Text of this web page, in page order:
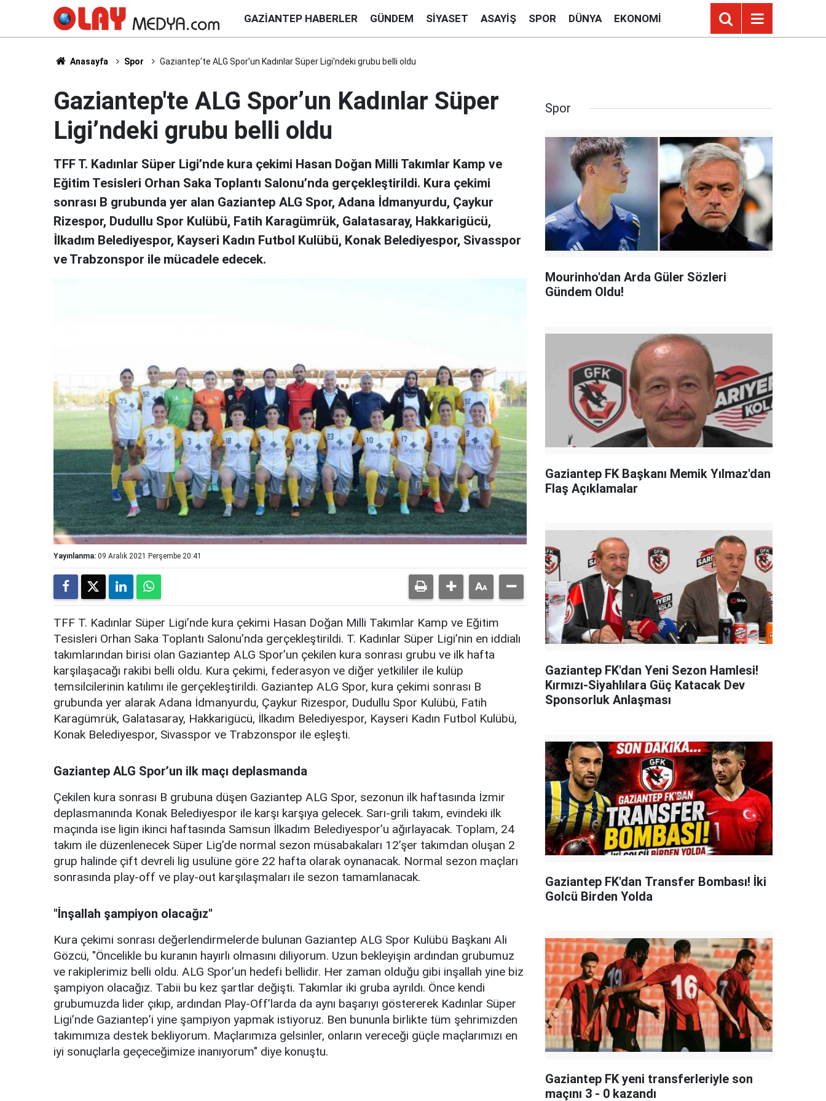
GAZIANTEP HABERLER GÜNDEM SIYASET ASAYIŞ SPOR DÜNYA EKONOMI
Anasayfa Spor Gaziantep'te ALG Spor’un Kadınlar Süper Ligi’ndeki grubu belli oldu
Gaziantep'te ALG Spor’un Kadınlar Süper
Ligi’ndeki grubu belli oldu
TFF T. Kadınlar Süper Ligi’nde kura çekimi Hasan Doğan Milli Takımlar Kamp ve
Eğitim Tesisleri Orhan Saka Toplantı Salonu’nda gerçekleştirildi. Kura çekimi
sonrası B grubunda yer alan Gaziantep ALG Spor, Adana İdmanyurdu, Çaykur
Rizespor, Dudullu Spor Kulübü, Fatih Karagümrük, Galatasaray, Hakkarigücü,
İlkadım Belediyespor, Kayseri Kadın Futbol Kulübü, Konak Belediyespor, Sivasspor
ve Trabzonspor ile mücadele edecek.
Yayınlanma: 09 Aralık 2021 Perşembe 20:41
TFF T. Kadınlar Süper Ligi’nde kura çekimi Hasan Doğan Milli Takımlar Kamp ve Eğitim
Tesisleri Orhan Saka Toplantı Salonu’nda gerçekleştirildi. T. Kadınlar Süper Ligi’nin en iddialı
takımlarından birisi olan Gaziantep ALG Spor’un çekilen kura sonrası grubu ve ilk hafta
karşılaşacağı rakibi belli oldu. Kura çekimi, federasyon ve diğer yetkililer ile kulüp
temsilcilerinin katılımı ile gerçekleştirildi. Gaziantep ALG Spor, kura çekimi sonrası B
grubunda yer alarak Adana İdmanyurdu, Çaykur Rizespor, Dudullu Spor Kulübü, Fatih
Karagümrük, Galatasaray, Hakkarigücü, İlkadım Belediyespor, Kayseri Kadın Futbol Kulübü,
Konak Belediyespor, Sivasspor ve Trabzonspor ile eşleşti.
Gaziantep ALG Spor’un ilk maçı deplasmanda
Çekilen kura sonrası B grubuna düşen Gaziantep ALG Spor, sezonun ilk haftasında İzmir
deplasmanında Konak Belediyespor ile karşı karşıya gelecek. Sarı-grili takım, evindeki ilk
maçında ise ligin ikinci haftasında Samsun İlkadım Belediyespor’u ağırlayacak. Toplam, 24
takım ile düzenlenecek Süper Lig’de normal sezon müsabakaları 12’şer takımdan oluşan 2
grup halinde çift devreli lig usulüne göre 22 hafta olarak oynanacak. Normal sezon maçları
sonrasında play-off ve play-out karşılaşmaları ile sezon tamamlanacak.
"İnşallah şampiyon olacağız"
Kura çekimi sonrası değerlendirmelerde bulunan Gaziantep ALG Spor Kulübü Başkanı Ali
Gözcü, "Öncelikle bu kuranın hayırlı olmasını diliyorum. Uzun bekleyişin ardından grubumuz
ve rakiplerimiz belli oldu. ALG Spor’un hedefi bellidir. Her zaman olduğu gibi inşallah yine biz
şampiyon olacağız. Tabii bu kez şartlar değişti. Takımlar iki gruba ayrıldı. Önce kendi
grubumuzda lider çıkıp, ardından Play-Off’larda da aynı başarıyı göstererek Kadınlar Süper
Ligi’nde Gaziantep’i yine şampiyon yapmak istiyoruz. Ben bununla birlikte tüm şehrimizden
takımımıza destek bekliyorum. Maçlarımıza gelsinler, onların vereceği güçle maçlarımızı en
iyi sonuçlarla geçeceğimize inanıyorum" diye konuştu.
Spor
Mourinho'dan Arda Güler Sözleri
Gündem Oldu!
Gaziantep FK Başkanı Memik Yılmaz'dan
Flaş Açıklamalar
Gaziantep FK'dan Yeni Sezon Hamlesi!
Kırmızı-Siyahlılara Güç Katacak Dev
Sponsorluk Anlaşması
Gaziantep FK'dan Transfer Bombası! İki
Golcü Birden Yolda
Gaziantep FK yeni transferleriyle son
maçını 3 - 0 kazandı